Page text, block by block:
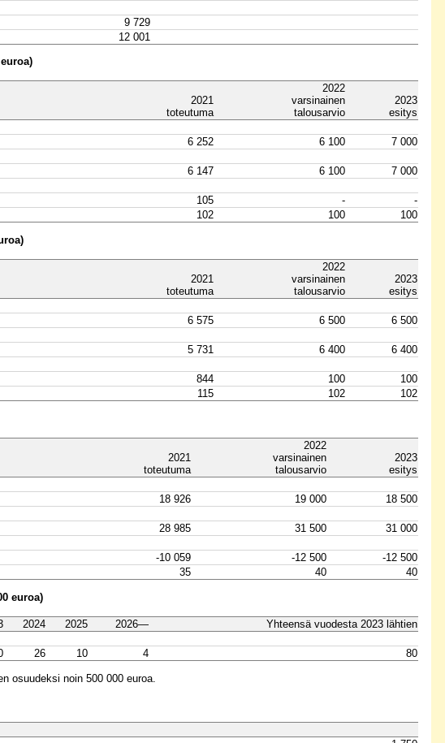
9 729
12 001
2021
toteutuma
2022
varsinainen
talousarvio
2023
esitys
6 252 6 100 7 000
6 147 6 100 7 000
105 -
-
102 100 100
2021
toteutuma
2022
varsinainen
talousarvio
2023
esitys
6 575 6 500 6 500
5 731 6 400 6 400
844 100
100
115 102 102
2021
toteutuma
2022
varsinainen
talousarvio
2023
esitys
18 926 19 000 18 500
28 985 31 500 31 000
-10 059 -12 500
-12 500
35 40 40
euroa)
2024 2025 2026— Yhteensä vuodesta 2023 lähtien
26 10 4 80
osuudeksi noin 500 000 euroa.